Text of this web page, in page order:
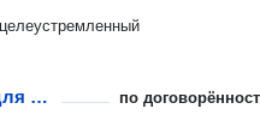
Крепление кронштейнов для радиатора по